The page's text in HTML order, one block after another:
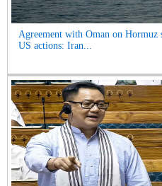
Agreement with Oman on Hormuz
US actions: Iran...